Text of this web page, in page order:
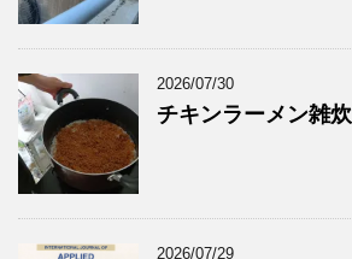
2026/07/30
チキンラーメン雑炊
2026/07/29